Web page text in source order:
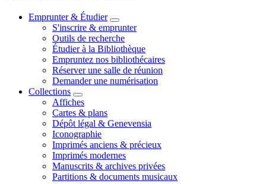
Emprunter & Étudier
S'inscrire & emprunter
Outils de recherche
Étudier à la Bibliothèque
Empruntez nos bibliothécaires
Réserver une salle de réunion
Demander une numérisation
Collections
Affiches
Cartes & plans
Dépôt légal & Genevensia
Iconographie
Imprimés anciens & précieux
Imprimés modernes
Manuscrits & archives privées
Partitions & documents musicaux